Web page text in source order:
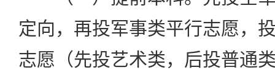
定向，再投军事类平行志愿，
志愿（先投艺术类，后投普通